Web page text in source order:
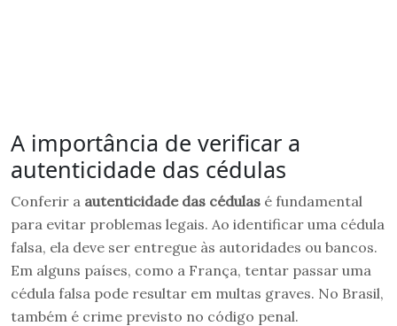
A importância de verificar a
autenticidade das cédulas
Conferir a autenticidade das cédulas é fundamental
para evitar problemas legais. Ao identificar uma cédula
falsa, ela deve ser entregue às autoridades ou bancos.
Em alguns países, como a França, tentar passar uma
cédula falsa pode resultar em multas graves. No Brasil,
também é crime previsto no código penal.